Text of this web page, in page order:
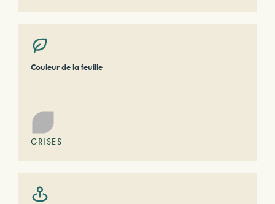
Couleur de la feuille
GRISES